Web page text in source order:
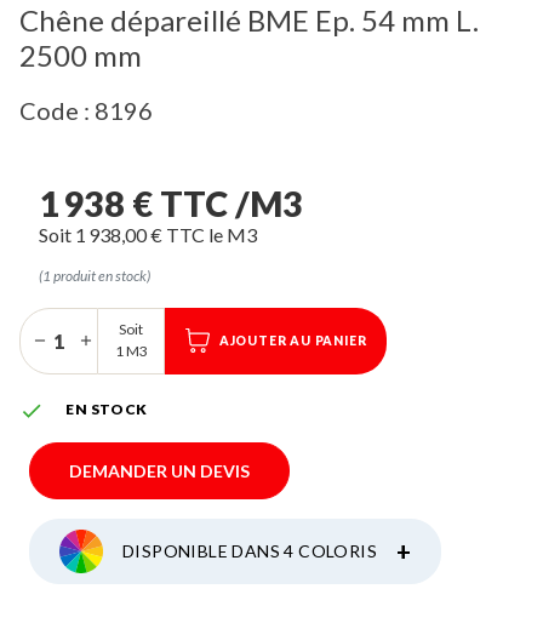
Chêne dépareillé BME Ep. 54 mm L.
2500 mm
Code : 8196
1 938 € TTC /M3
Soit 1 938,00 € TTC le M3
(1 produit en stock)
Soit
1 M3
AJOUTER AU PANIER
 EN STOCK
DEMANDER UN DEVIS
DISPONIBLE DANS 4 COLORIS +